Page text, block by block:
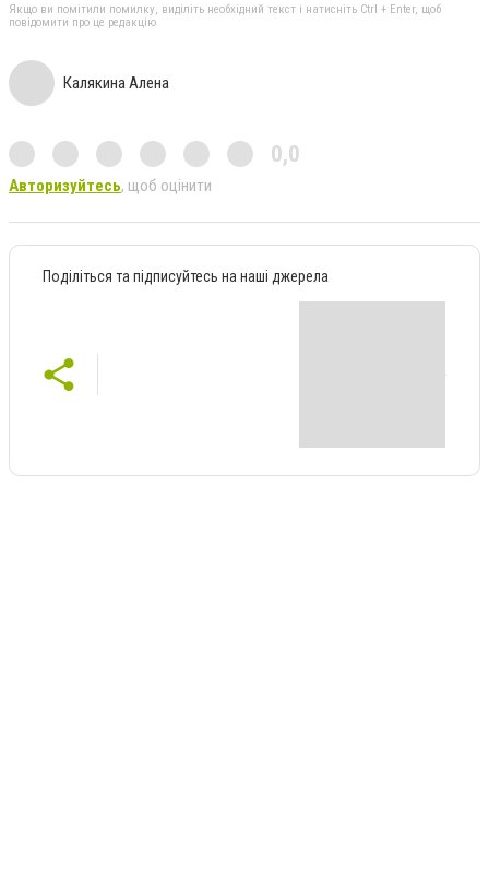
Якщо ви помітили помилку, виділіть необхідний текст і натисніть Ctrl + Enter, щоб
повідомити про це редакцію
Калякина Алена
0,0
Авторизуйтесь, щоб оцінити
Поділіться та підписуйтесь на наші джерела